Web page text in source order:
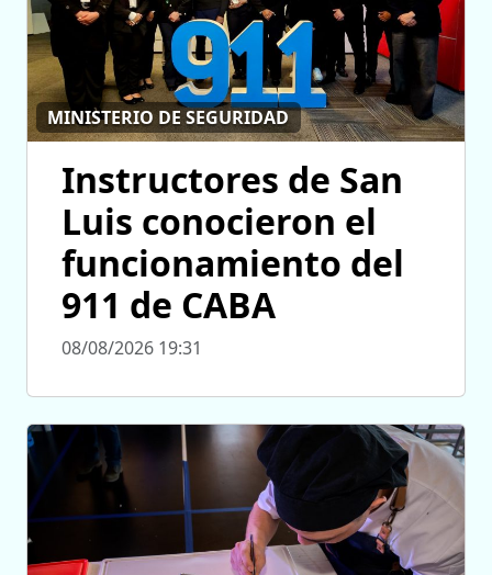
MINISTERIO DE SEGURIDAD
Instructores de San
Luis conocieron el
funcionamiento del
911 de CABA
08/08/2026 19:31